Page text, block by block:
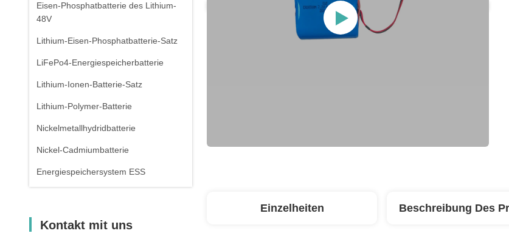
Eisen-Phosphatbatterie des Lithium-
48V
Lithium-Eisen-Phosphatbatterie-Satz
LiFePo4-Energiespeicherbatterie
Lithium-Ionen-Batterie-Satz
Lithium-Polymer-Batterie
Nickelmetallhydridbatterie
Nickel-Cadmiumbatterie
Energiespeichersystem ESS
Kontakt mit uns
Einzelheiten Beschreibung Des